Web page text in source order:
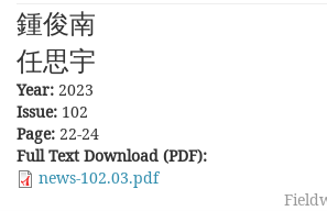
鍾俊南
任思宇
Year: 2023
Issue: 102
Page: 22-24
Full Text Download (PDF):
news-102.03.pdf